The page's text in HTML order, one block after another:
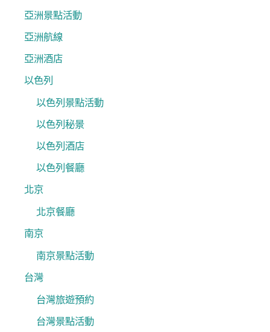
亞洲景點活動
亞洲航線
亞洲酒店
以色列
以色列景點活動
以色列秘景
以色列酒店
以色列餐廳
北京
北京餐廳
南京
南京景點活動
台灣
台灣旅遊預約
台灣景點活動